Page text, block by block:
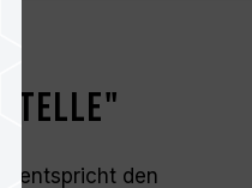
andernfalls
entspricht den